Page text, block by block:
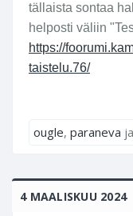
tällaista sontaa
helposti väliin
https://
taistelu.76/
ougle, paraneva ja
4 MAALISKUU 2024